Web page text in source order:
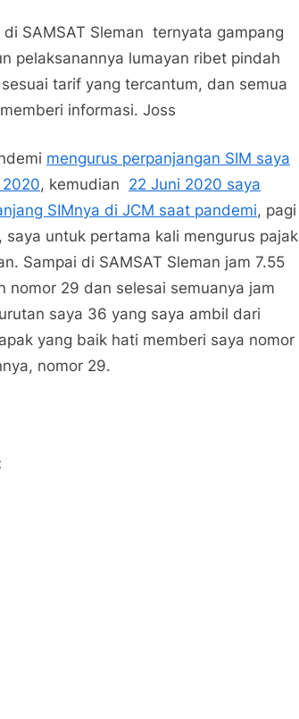
Di
SAMSAT
SAMSAT Sleman ternyata gampang
pelaksanannya lumayan ribet pindah
tarif yang tercantum, dan semua
informasi. Joss
mengurus perpanjangan SIM saya
, kemudian 22 Juni 2020 saya
SIMnya di JCM saat pandemi, pagi
untuk pertama kali mengurus pajak
Sampai di SAMSAT Sleman jam 7.55
nomor 29 dan selesai semuanya jam
saya 36 yang saya ambil dari
yang baik hati memberi saya nomor
nomor 29.